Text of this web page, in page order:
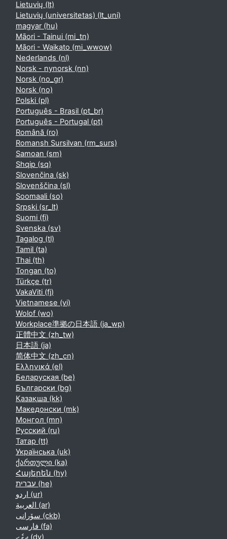
Lietuvių ‎(lt)‎
Lietuvių (universitetas) ‎(lt_uni)‎
magyar ‎(hu)‎
Māori - Tainui ‎(mi_tn)‎
Māori - Waikato ‎(mi_wwow)‎
Nederlands ‎(nl)‎
Norsk - nynorsk ‎(nn)‎
Norsk ‎(no_gr)‎
Norsk ‎(no)‎
Polski ‎(pl)‎
Português - Brasil ‎(pt_br)‎
Português - Portugal ‎(pt)‎
Română ‎(ro)‎
Romansh Sursilvan ‎(rm_surs)‎
Samoan ‎(sm)‎
Shqip ‎(sq)‎
Slovenčina ‎(sk)‎
Slovenščina ‎(sl)‎
Soomaali ‎(so)‎
Srpski ‎(sr_lt)‎
Suomi ‎(fi)‎
Svenska ‎(sv)‎
Tagalog ‎(tl)‎
Tamil ‎(ta)‎
Thai ‎(th)‎
Tongan ‎(to)‎
Türkçe ‎(tr)‎
VakaViti ‎(fj)‎
Vietnamese ‎(vi)‎
Wolof ‎(wo)‎
Workplace準拠の日本語 ‎(ja_wp)‎
正體中文 ‎(zh_tw)‎
日本語 ‎(ja)‎
简体中文 ‎(zh_cn)‎
Ελληνικά ‎(el)‎
Беларуская ‎(be)‎
Български ‎(bg)‎
Қазақша ‎(kk)‎
Македонски ‎(mk)‎
Монгол ‎(mn)‎
Русский ‎(ru)‎
Татар ‎(tt)‎
Українська ‎(uk)‎
ქართული ‎(ka)‎
Հայերեն ‎(hy)‎
עברית ‎(he)‎
اردو ‎(ur)‎
العربية ‎(ar)‎
سۆرانی ‎(ckb)‎
فارسی ‎(fa)‎
ދިވެހި ‎(dv)‎